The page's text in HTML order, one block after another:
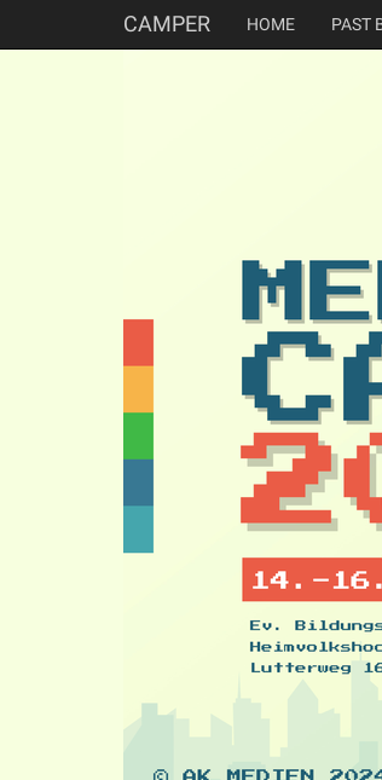
CAMPER HOME PAST